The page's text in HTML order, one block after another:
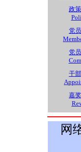
政
党
党
干
嘉
网